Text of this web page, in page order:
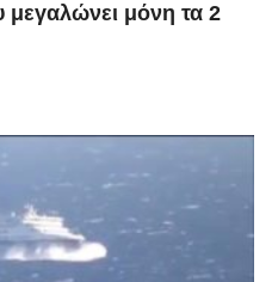
μόνη τα 2